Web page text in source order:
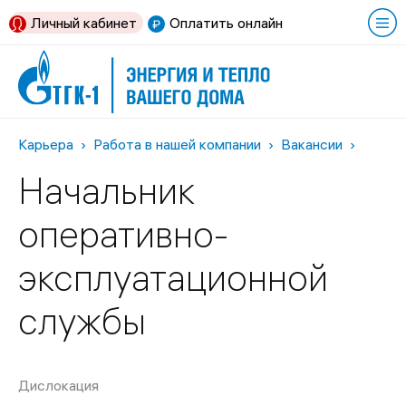
Оплатить онлайн
Личный кабинет
Карьера Работа в нашей компании Вакансии
Начальник
оперативно-
эксплуатационной
службы
Дислокация